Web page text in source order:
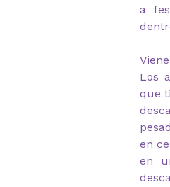
a
Los
que
en
en